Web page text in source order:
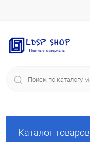
Каталог товаров